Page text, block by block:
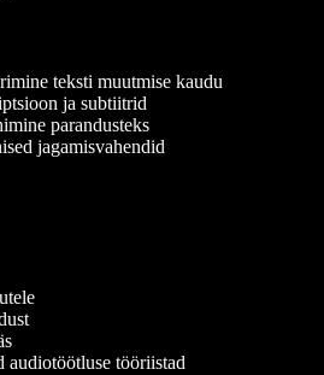
teksti muutmise kaudu
ja subtiitrid
parandusteks
jagamisvahendid
audiotöötluse tööriistad